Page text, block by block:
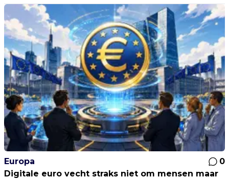
Europa
0
Digitale euro vecht straks niet om mensen maar